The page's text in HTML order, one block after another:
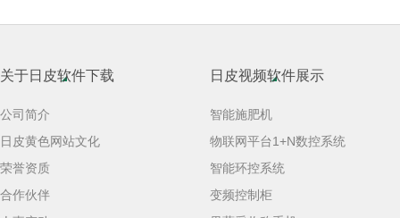
关于日皮软件下载
公司简介
日皮黄色网站文化
荣誉资质
合作伙伴
日皮视频软件展示
智能施肥机
物联网平台1+N数控系统
智能环控系统
变频控制柜